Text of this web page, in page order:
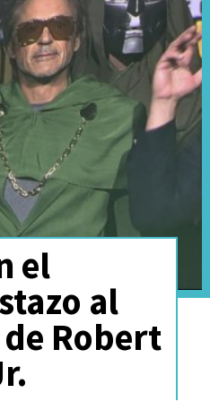
historia de
polémicas del
Majorsfuera de
el
al
Robert